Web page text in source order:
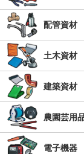
配管資材
土木資材
建築資材
農園芸用
電子機器